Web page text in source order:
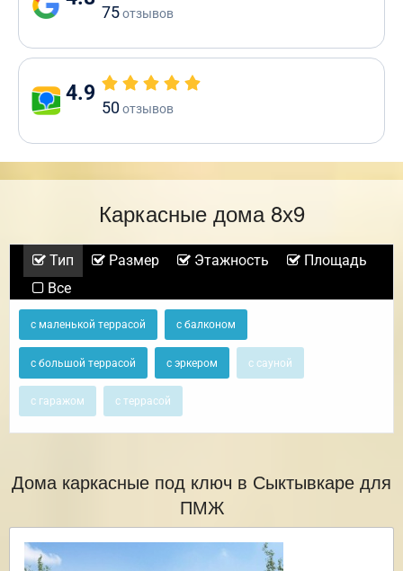
75отзывов
4.9
50отзывов
Каркасные дома 8х9
Тип Размер Этажность
Площадь
Все
с маленькой террасой с балконом
с большой террасой с эркером с сауной
с гаражом с террасой
Дома каркасные под ключ в Сыктывкаре для
ПМЖ